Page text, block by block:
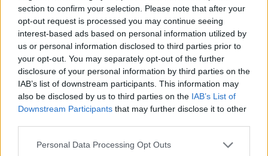
section to confirm your selection. Please note that after your
opt-out request is processed you may continue seeing
interest-based ads based on personal information utilized by
us or personal information disclosed to third parties prior to
your opt-out. You may separately opt-out of the further
disclosure of your personal information by third parties on the
IAB’s list of downstream participants. This information may
also be disclosed by us to third parties on the IAB’s List of
Downstream Participants that may further disclose it to other
Personal Data Processing Opt Outs